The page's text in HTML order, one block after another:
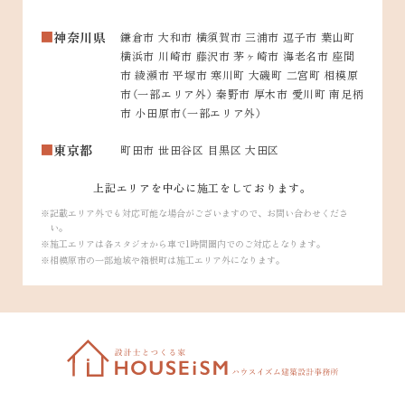
神奈川県
鎌倉市 大和市 横須賀市 三浦市 逗子市 葉山町
横浜市 川崎市 藤沢市 茅ヶ崎市 海老名市 座間
市 綾瀬市 平塚市 寒川町 大磯町 二宮町 相模原
市（一部エリア外） 秦野市 厚木市 愛川町 南足柄
市 小田原市（一部エリア外）
東京都 町田市 世田谷区 目黒区 大田区
上記エリアを中心に施工をしております。
記載エリア外でも対応可能な場合がございますので、お問い合わせくださ
い。
施工エリアは各スタジオから車で1時間圏内でのご対応となります。
相模原市の一部地域や箱根町は施工エリア外になります。